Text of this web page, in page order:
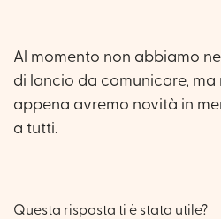
Al momento non abbiamo
di lancio da comunicare, ma
appena avremo novità in
a tutti.
Questa risposta ti è stata utile?